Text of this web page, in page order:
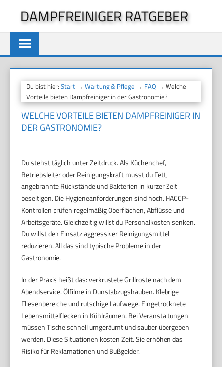
springen
DAMPFREINIGER RATGEBER
Du bist hier:Start →Wartung & Pflege → FAQ → Welche
Vorteile bieten Dampfreiniger in der Gastronomie?
WELCHE VORTEILE BIETEN DAMPFREINIGER IN
DER GASTRONOMIE?
Du stehst täglich unter Zeitdruck. Als Küchenchef,
Betriebsleiter oder Reinigungskraft musst du Fett,
angebrannte Rückstände und Bakterien in kurzer Zeit
beseitigen. Die Hygieneanforderungen sind hoch. HACCP-
Kontrollen prüfen regelmäßig Oberflächen, Abflüsse und
Arbeitsgeräte. Gleichzeitig willst du Personalkosten senken.
Du willst den Einsatz aggressiver Reinigungsmittel
reduzieren. All das sind typische Probleme in der
Gastronomie.
In der Praxis heißt das: verkrustete Grillroste nach dem
Abendservice. Ölfilme in Dunstabzugshauben. Klebrige
Fliesenbereiche und rutschige Laufwege. Eingetrocknete
Lebensmittelflecken in Kühlräumen. Bei Veranstaltungen
müssen Tische schnell umgeräumt und sauber übergeben
werden. Diese Situationen kosten Zeit. Sie erhöhen das
Risiko für Reklamationen und Bußgelder.